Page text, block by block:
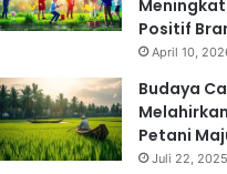
Positif
April 10,
Budaya
Petani
Juli 22, 2025